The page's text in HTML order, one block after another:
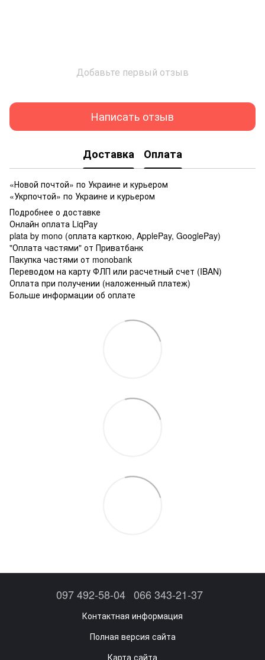
Добавьте первый отзыв
Написать отзыв
Доставка Оплата
«Новой почтой» по Украине и курьером
«Укрпочтой» по Украине и курьером
Подробнее о доставке
Онлайн оплата LiqPay
plata by mono (оплата карткою, ApplePay, GooglePay)
"Оплата частями" от Приватбанк
Пакупка частями от monobank
Переводом на карту ФЛП или расчетный счет (IBAN)
Оплата при получении (наложенный платеж)
Больше информации об оплате
097 492-58-04 066 343-21-37
Контактная информация
Полная версия сайта
Карта сайта